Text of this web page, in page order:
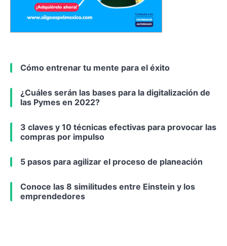
Cómo entrenar tu mente para el éxito
¿Cuáles serán las bases para la digitalización de
las Pymes en 2022?
3 claves y 10 técnicas efectivas para provocar las
compras por impulso
5 pasos para agilizar el proceso de planeación
Conoce las 8 similitudes entre Einstein y los
emprendedores